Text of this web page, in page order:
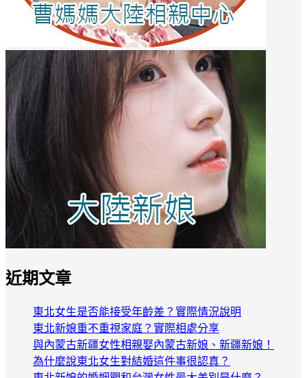
近期文章
東北女生是否能接受年齡差？實際情況說明
東北新娘重不重視家庭？實際相處分享
與內蒙古新疆女性相親娶內蒙古新娘、新疆新娘！
為什麼說東北女生對結婚這件事很認真？